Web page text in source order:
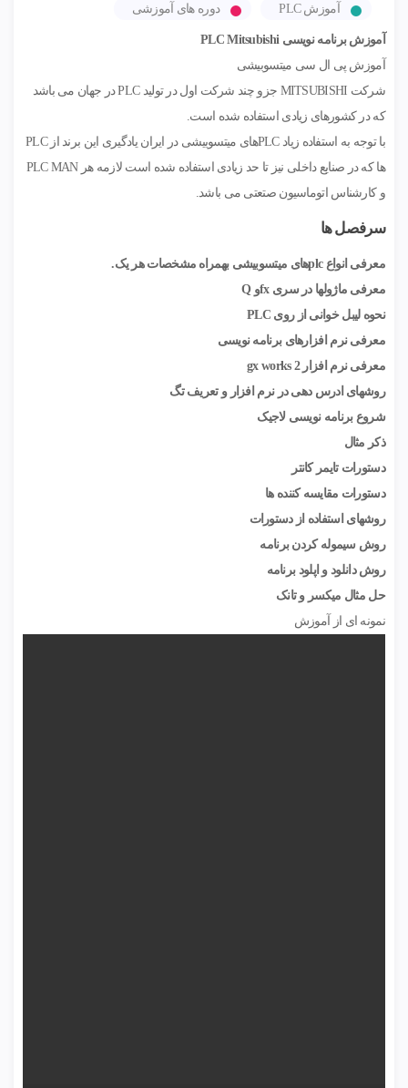
آموزش PLC دوره های آموزشی
آموزش برنامه‌ نویسی PLC Mitsubishi
آموزش پی ال سی میتسوبیشی
شرکت MITSUBISHI جزو چند شرکت اول در تولید PLC در جهان می باشد
که در کشورهای زیادی استفاده شده است.
با توجه به استفاده زیاد PLCهای میتسوبیشی در ایران یادگیری این برند از PLC
ها که در صنایع داخلی نیز تا حد زیادی استفاده شده است لازمه هر PLC MAN
و کارشناس اتوماسیون صتعتی می باشد.
سرفصل ها
معرفی انواع plcهای میتسوبیشی بهمراه مشخصات هر یک.
معرفی ماژولها در سری fxو Q
نحوه لیبل خوانی از روی PLC
معرفی نرم افزارهای برنامه نویسی
معرفی نرم افزار gx works 2
روشهای ادرس دهی در نرم افزار و تعریف تگ
شروع برنامه نویسی لاجیک
ذکر مثال
دستورات تایمر کانتر
دستورات مقایسه کننده ها
روشهای استفاده از دستورات
روش سیموله کردن برنامه
روش دانلود و اپلود برنامه
حل مثال میکسر و تانک
نمونه ای از آموزش